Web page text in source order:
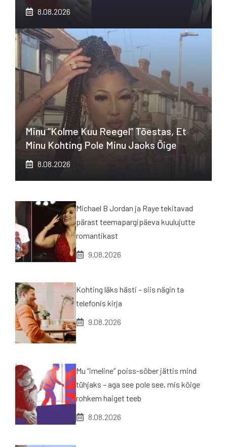
8.08.2026
Minu “kolme Kuu Reegel” Tõestas, Et
Minu Kohting Pole Minu Jaoks Õige
8.08.2026
Michael B Jordan ja Raye tekitavad
pärast teemapargipäeva kuulujutte
romantikast
9.08.2026
Kohting läks hästi – siis nägin ta
telefonis kirja
9.08.2026
Mu “imeline” poiss-sõber jättis mind
tühjaks – aga see pole see, mis kõige
rohkem haiget teeb
8.08.2026